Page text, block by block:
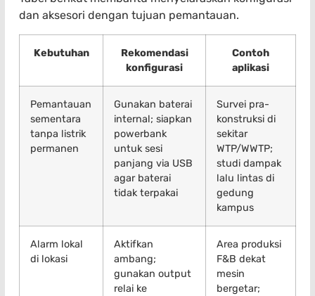
dan aksesori dengan tujuan pemantauan.
Kebutuhan
Rekomendasi
konfigurasi
Contoh
aplikasi
Pemantauan
sementara
tanpa listrik
permanen
Gunakan baterai
internal; siapkan
powerbank
untuk sesi
panjang via USB
agar baterai
tidak terpakai
Survei pra-
konstruksi di
sekitar
WTP/WWTP;
studi dampak
lalu lintas di
gedung
kampus
Alarm lokal
di lokasi
Aktifkan
ambang;
gunakan output
relai ke
Area produksi
F&B dekat
mesin
bergetar;